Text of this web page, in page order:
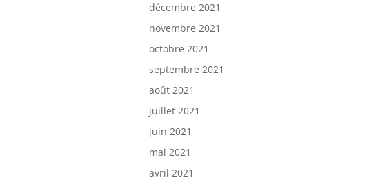
décembre 2021
novembre 2021
octobre 2021
septembre 2021
août 2021
juillet 2021
juin 2021
mai 2021
avril 2021